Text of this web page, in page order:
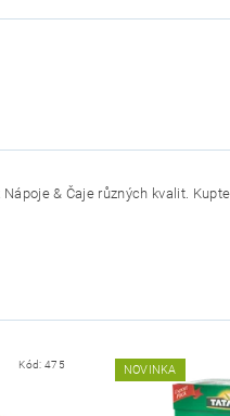
& Čaje různých kvalit.
Kód:475 NOVINKA